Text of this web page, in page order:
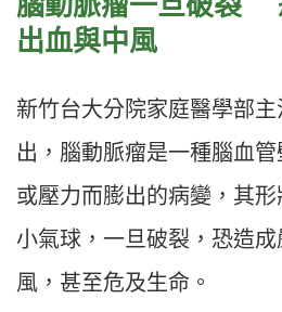
出血與中風
新竹台大分院家庭醫學部
出，腦動脈瘤是一種腦血
或壓力而膨出的病變，其
小氣球，一旦破裂，恐造
風，甚至危及生命。